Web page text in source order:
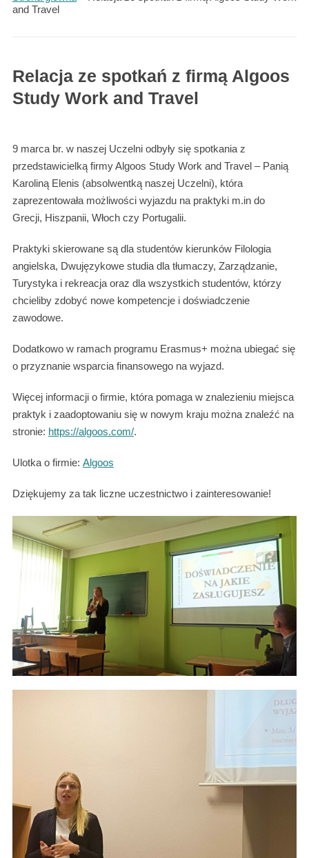
and Travel
Relacja ze spotkań z firmą Algoos
Study Work and Travel
9 marca br. w naszej Uczelni odbyły się spotkania z
przedstawicielką firmy Algoos Study Work and Travel – Panią
Karoliną Elenis (absolwentką naszej Uczelni), która
zaprezentowała możliwości wyjazdu na praktyki m.in do
Grecji, Hiszpanii, Włoch czy Portugalii.
Praktyki skierowane są dla studentów kierunków Filologia
angielska, Dwujęzykowe studia dla tłumaczy, Zarządzanie,
Turystyka i rekreacja oraz dla wszystkich studentów, którzy
chcieliby zdobyć nowe kompetencje i doświadczenie
zawodowe.
Dodatkowo w ramach programu Erasmus+ można ubiegać się
o przyznanie wsparcia finansowego na wyjazd.
Więcej informacji o firmie, która pomaga w znalezieniu miejsca
praktyk i zaadoptowaniu się w nowym kraju można znaleźć na
stronie: https://algoos.com/.
Ulotka o firmie: Algoos
Dziękujemy za tak liczne uczestnictwo i zainteresowanie!